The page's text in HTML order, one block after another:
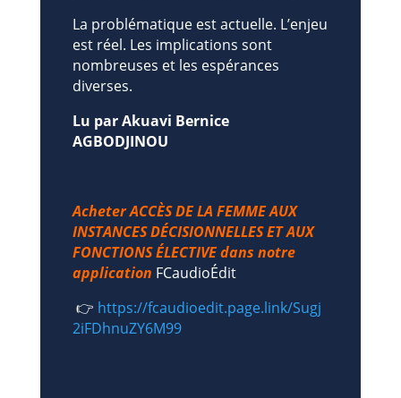
La problématique est actuelle. L’enjeu
est réel. Les implications sont
nombreuses et les espérances
diverses.
Lu par Akuavi Bernice
AGBODJINOU
Acheter ACCÈS DE LA FEMME AUX
INSTANCES DÉCISIONNELLES ET AUX
FONCTIONS ÉLECTIVE dans notre
application FCaudioÉdit
👉 https://fcaudioedit.page.link/Sugj
2iFDhnuZY6M99